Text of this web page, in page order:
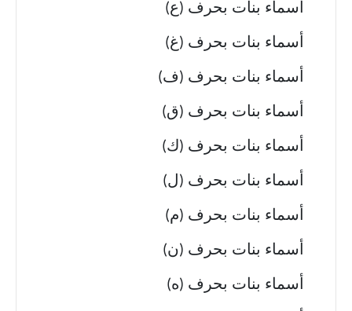
أسماء بنات بحرف (ع)
أسماء بنات بحرف (غ)
أسماء بنات بحرف (ف)
أسماء بنات بحرف (ق)
أسماء بنات بحرف (ك)
أسماء بنات بحرف (ل)
أسماء بنات بحرف (م)
أسماء بنات بحرف (ن)
أسماء بنات بحرف (ه)